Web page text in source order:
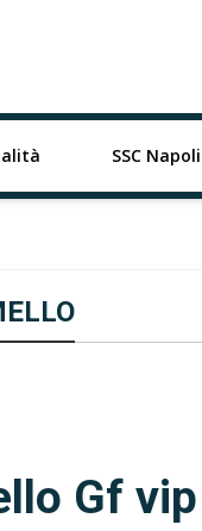
SSC Napoli
Gf